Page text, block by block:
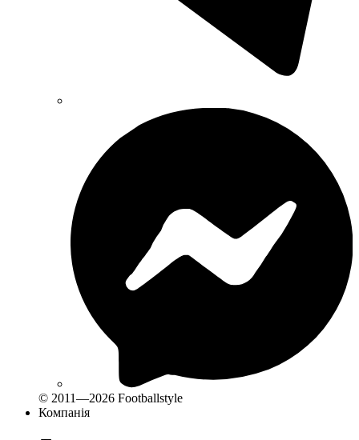
© 2011—2026 Footballstyle
Компанія